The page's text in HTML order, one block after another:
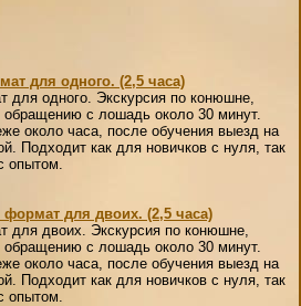
для одного. (2,5 часа)
для одного. Экскурсия по конюшне,
обращению с лошадь около 30 минут.
около часа, после обучения выезд на
Подходит как для новичков с нуля, так
опытом.
для двоих. (2,5 часа)
для двоих. Экскурсия по конюшне,
обращению с лошадь около 30 минут.
около часа, после обучения выезд на
Подходит как для новичков с нуля, так
опытом.